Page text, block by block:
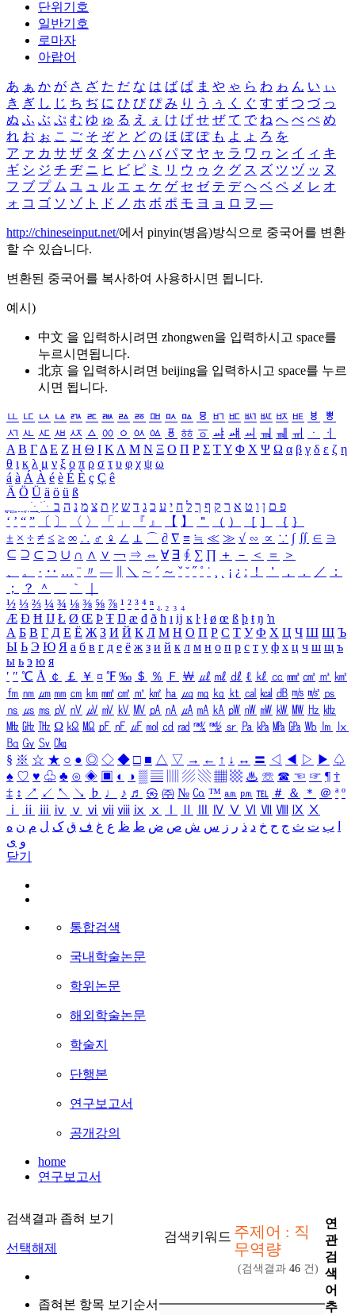
단위기호
일반기호
로마자
아랍어
あ ぁ か が さ ざ た だ な は ば ぱ ま や ゃ ら わ ゎ ん い ぃ
き ぎ し じ ち ぢ に ひ び ぴ み り う ぅ く ぐ す ず つ づ っ
ぬ ふ ぶ ぷ む ゆ ゅ る え ぇ け げ せ ぜ て で ね へ べ ぺ め
れ お ぉ こ ご そ ぞ と ど の ほ ぼ ぽ も よ ょ ろ を
ア ァ カ サ ザ タ ダ ナ ハ バ パ マ ヤ ャ ラ ワ ヮ ン イ ィ キ
ギ シ ジ チ ヂ ニ ヒ ビ ピ ミ リ ウ ゥ ク グ ス ズ ツ ヅ ッ ヌ
フ ブ プ ム ユ ュ ル エ ェ ケ ゲ セ ゼ テ デ ヘ ベ ペ メ レ オ
ォ コ ゴ ソ ゾ ト ド ノ ホ ボ ポ モ ヨ ョ ロ ヲ ―
http://chineseinput.net/에서 pinyin(병음)방식으로 중국어를 변환
할 수 있습니다.
변환된 중국어를 복사하여 사용하시면 됩니다.
예시)
中文 을 입력하시려면 zhongwen을 입력하시고 space를
누르시면됩니다.
北京 을 입력하시려면 beijing을 입력하시고 space를 누르
시면 됩니다.
ㅥ ㅦ ㅧ ㅨ ㅩ ㅪ ㅫ ㅬ ㅭ ㅮ ㅯ ㅰ ㅱ ㅲ ㅳ ㅴ ㅵ ㅶ ㅷ ㅸ
ㅹ
ㅺ ㅻ ㅼ ㅽ ㅾ ㅿ ㆀ ㆁ ㆂ ㆃ ㆄ ㆅ ㆆ ㆇ ㆈ ㆉ ㆊ ㆋ ㆌ ㆍ
ㆎ
Α Β ΓΔ Ε Ζ Η Θ Ι ΚΛ Μ Ν Ξ Ο Π Ρ Σ ΤΥ Φ Χ Ψ Ω α β γ δ ε ζ η
θ ι κ λ μ ν ξ ο π ρ σ τ υ φ χ ψ ω
á à Á À é è É È ç Ç ê
Ä Ö Ü ä ö ü ß
ִֶֹ ֻּ ׁׂ פ ם ן ו ט א ר ק ף ך ל ח י ע כ ג ד ש ץ ת צ מ נ ה ב
‘ ’ “ ” 〔 〕 〈 〉 「 」 『 』 【 】 ＂ （ ） ［ ］ ｛ ｝
± × ÷ ≠ ≤ ≥ ∞ ∴ ♂ ♀ ∠ ⊥ ⌒ ∂ ∇ ≡ ≒ ≪ ≫ √ ∽ ∝ ∵ ∫ ∬ ∈ ∋
⊆ ⊇ ⊂ ⊃ ∪ ∩ ∧ ∨ ￢ ⇒ ⇔ ∀ ∃ ∮ ∑ ∏ ＋ － ＜ ＝
＞
、
。 · ‥ … ¨ 〃 ― ＼ ∼ ´ ～ ˇ ˘ ˝ ˚ ˙ ¸ ¡ ¿ ː ！ ＇ ， ． ／
：
；
？ ＾ ｀
½ ⅓ ⅔ ¼ ¾ ⅛ ⅜ ⅝ ⅞ ¹ ² ³ ⁴ ⁿ ₁ ₂ ₃ ₄
Æ Ð Ħ Ĳ Ł Ø Œ Þ Ŧ Ŋ æ đ ð ħ ı ĳ ĸ ŀ ł ø œ ß þ ŧ ŋ ŉ
А Б В Г Д Е Ё Ж З И Й К Л М Н О П Р С Т У Ф Х Ц Ч Ш Щ Ъ
Ы Ь Э Ю Я а б в г д е ё ж з и й к л м н о п р с т у ф х ц ч ш щ ъ
ы ь э ю я
′ ″ ℃ Å ￠ ￡ ￥ ¤ ℉ ‰ ＄ ％ Ｆ ￦ ㎕ ㎖ ㎗ ℓ ㎘ ㏄ ㎣ ㎤ ㎥ ㎦
㎙ ㎚ ㎛ ㎜ ㎝ ㎞ ㎟ ㎠ ㎡ ㎢ ㏊ ㎍ ㎎ ㎏ ㏏ ㎈ ㎉ ㏈ ㎧ ㎨ ㎰
㎱ ㎲ ㎳ ㎴ ㎵ ㎶ ㎷ ㎸ ㎹ ㎀ ㎁ ㎂ ㎃ ㎄ ㎺ ㎻ ㎽ ㎾ ㎿ ㎐ ㎑
㎒ ㎓ ㎔ Ω ㏀ ㏁ ㎊ ㎋ ㎌ ㏖ ㏅ ㎭ ㎮ ㎯ ㏛ ㎩ ㎪ ㎫ ㎬ ㏝ ㏐
㏓
㏃ ㏉ ㏜ ㏆
§ ※ ☆ ★ ○ ● ◎ ◇ ◆ □ ■ △ ▽ → ← ↑ ↓ ↔ 〓 ◁ ◀ ▷ ▶ ♤
♠ ♡ ♥ ♧ ♣ ⊙ ◈ ▣ ◐ ◑ ▒ ▤ ▨ ▧ ▦ ▩ ♨ ☏ ☎ ☜ ☞ ¶ †
‡ ↕ ↗ ↙ ↖ ↘ ♭ ♩ ♪ ♬ ㉿ ㈜ № ㏇ ™ ㏂ ㏘ ℡ ＃ ＆ ＊ ＠ ª º
ⅰ
ⅱ ⅲ ⅳ ⅴ ⅵ ⅶ ⅷ ⅸ ⅹ Ⅳ Ⅴ Ⅵ Ⅶ Ⅷ Ⅸ Ⅹ
ب ت ث ج ح خ د ذ ر ز س ش ص ض ط ظ ع غ ف ق ک ل م ن ه
و ی
닫기
통합검색
국내학술논문
학위논문
해외학술논문
학술지
단행본
연구보고서
공개강의
home
연구보고서
검색결과 좁혀 보기
선택해제
좁혀본 항목 보기순서
검색키워드 주제어 : 직
무역량
(검색결과 46 건)
연
관
검
색
어
추